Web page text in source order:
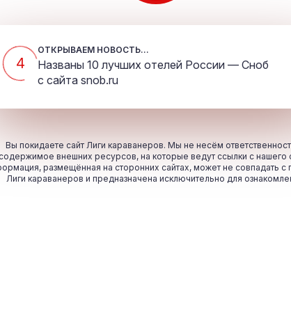
4
ОТКРЫВАЕМ НОВОСТЬ...
Названы 10 лучших отелей России — Сноб
с сайта snob.ru
Вы покидаете сайт Лиги караванеров. Мы не несём
внешних ресурсов, на которые ведут ссылки с нашего
размещённая на сторонних сайтах, может не совпадать с
Лиги караванеров и предназначена исключительно для